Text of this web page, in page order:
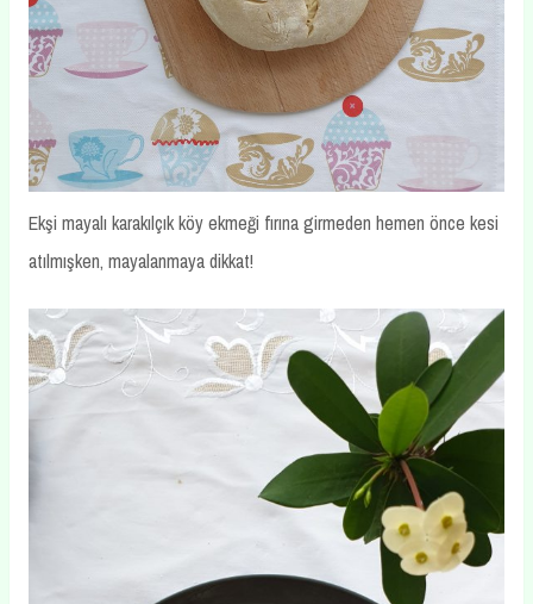
Ekşi mayalı karakılçık köy ekmeği fırına girmeden hemen önce kesi
atılmışken, mayalanmaya dikkat!